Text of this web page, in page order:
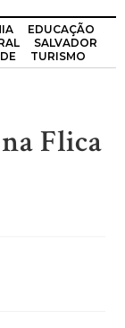
EDUCAÇÃO
SALVADOR
TURISMO
Flica